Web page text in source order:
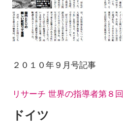
２０１０年９月号記事
リサーチ 世界の指導者第８回
ドイツ